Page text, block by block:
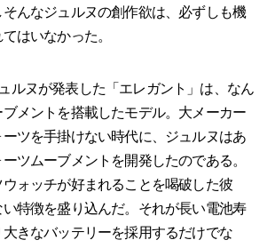
んなジュルヌの創作欲は、必ずしも機
はいなかった。
ルヌが発表した「エレガント」は、なん
メントを搭載したモデル。大メーカー
ツを手掛けない時代に、ジュルヌはあ
ツムーブメントを開発したのである。
ォッチが好まれることを喝破した彼
特徴を盛り込んだ。それが長い電池寿
きなバッテリーを採用するだけでな